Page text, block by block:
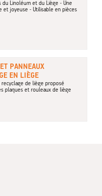
du Linoléum et du Liège - Une
et joyeuse - Utilisable en pièces
PANNEAUX
EN LIÈGE
recyclage de liège proposé
plaques et rouleaux de liège